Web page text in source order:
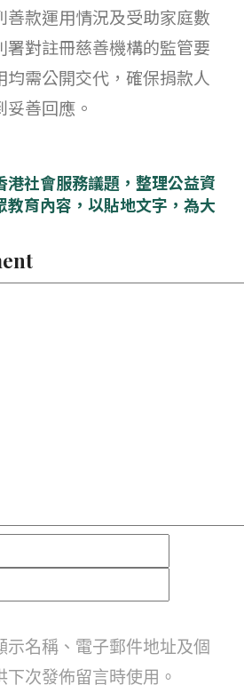
善款運用情況及受助家庭數
署對註冊慈善機構的監管要
均需公開交代，確保捐款人
善回應。
港社會服務議題，整理公益資
教育內容，以貼地文字，為大
示名稱、電子郵件地址及個
次發佈留言時使用。